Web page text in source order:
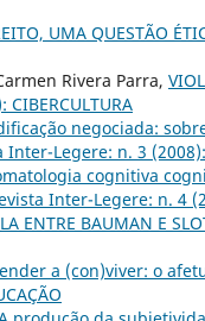
UMA QUESTÃO
Rivera Parra,
negociada:
Inter-Legere: n. 3
cognitiva
Inter-Legere: n. 4
ENTRE BAUMAN E
a (con)viver: o